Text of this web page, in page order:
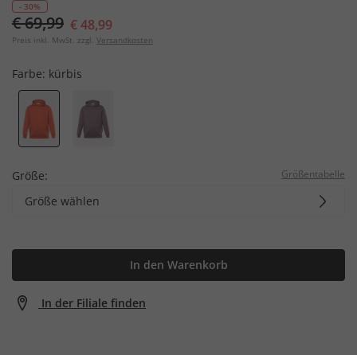
- 30%
€ 69,99 € 48,99
Preis inkl. MwSt. zzgl. Versandkosten
Farbe: kürbis
Größe: Größentabelle
Größe wählen
In den Warenkorb
In der Filiale finden